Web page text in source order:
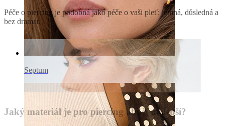
Septum
Péče o piercing je podobná jako péče o vaši pleť: jemná, důsledná a
bez dramat.
Jaký materiál je pro piercing obočí nejlepší?